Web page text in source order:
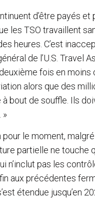
d’être payés et
les TSO travaillent
heures. C’est
de l’U.S. Travel
fois en moins
alors que des
à bout de souffle. Ils
»
pour le moment,
partielle ne touche
n’inclut pas les
aux précédentes
étendue jusqu’en